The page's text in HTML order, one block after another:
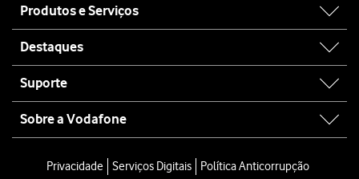
map
Produtos e Serviços
Destaques
Suporte
Sobre a Vodafone
Privacidade Serviços Digitais Política Anticorrupção